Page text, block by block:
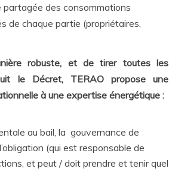
partagée des consommations
de chaque partie (propriétaires,
robuste, et de tirer toutes les
le Décret, TERAO propose une
à une expertise énergétique :
au bail, la gouvernance de
(qui est responsable de
et peut / doit prendre et tenir quel